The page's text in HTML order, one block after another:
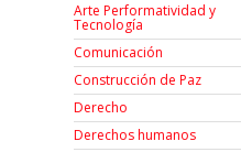
Arte Performatividad y
Tecnología
Comunicación
Construcción de Paz
Derecho
Derechos humanos